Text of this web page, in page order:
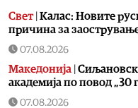
Свет| Калас: Новите
причина за
07.08.2026
Македонија |
академија по повод
07.08.2026